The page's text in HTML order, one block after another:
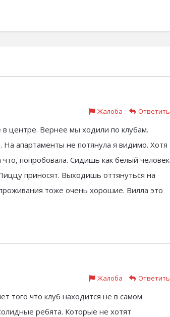
Жалоба Ответить
в центре. Вернее мы ходили по клубам.
апартаменты не потянула я видимо. Хотя
попробовала. Сидишь как белый человек
приносят. Выходишь оттянуться на
тоже очень хорошие. Вилла это
Жалоба Ответить
того что клуб находится не в самом
ребята. Которые не хотят